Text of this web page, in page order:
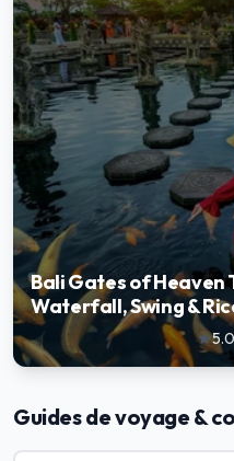
Bali Gates of Heaven
Waterfall, Swing &
star5.0
Guides de voyage &